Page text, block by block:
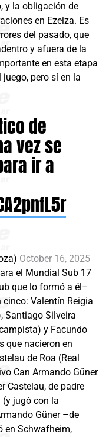
y la obligación de
en Ezeiza. Es
del pasado, que
y afuera de la
en esta etapa
pero sí en la
de
vez se
ir a
October 16, 2025
el Mundial Sub 17
que lo formó a él–
Valentín Reigia
Santiago Silveira
y Facundo
que nacieron en
de Roa (Real
Can Armando Güner
Castelau, de padre
(y jugó con la
Güner –de
en Schwafheim,